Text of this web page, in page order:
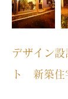
デザイン
ト 新築住